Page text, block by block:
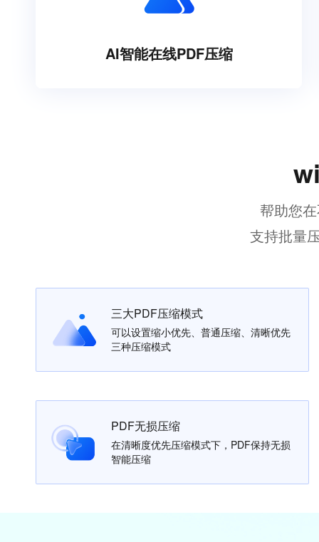
AI智能在线PDF压缩
帮助您
支持批量
三大PDF压缩模式
可以设置缩小优先、普通压缩、清晰优先
三种压缩模式
PDF无损压缩
在清晰度优先压缩模式下，PDF保持无损
智能压缩